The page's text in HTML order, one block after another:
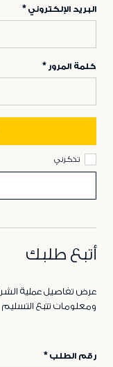
البريد الإلكتروني
كلمة المرور
تذكرني
أتبع طلبك
عرض تفاصيل عملية
ومعلومات تتبع التسليم
رقم الطلب